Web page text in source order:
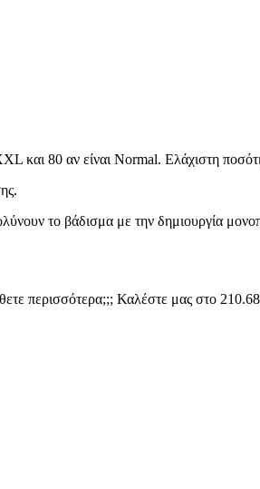
και 80 αν είναι Normal. Ελάχιστη
το βάδισμα με την δημιουργία
περισσότερα;;; Καλέστε μας στο